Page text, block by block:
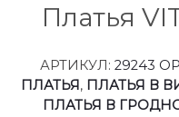
Платья
АРТИКУЛ: 29243
ПЛАТЬЯ, ПЛАТЬЯ В
ПЛАТЬЯ В